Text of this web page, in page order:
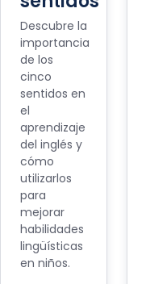
Descubre la
importancia
de los
cinco
sentidos en
el
aprendizaje
del inglés y
cómo
utilizarlos
para
mejorar
habilidades
lingüísticas
en niños.